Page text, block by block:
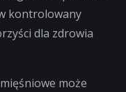
kontrolowany
dla zdrowia
może